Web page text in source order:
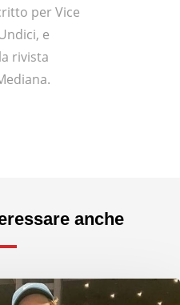
per Vice
e
rivista
anche